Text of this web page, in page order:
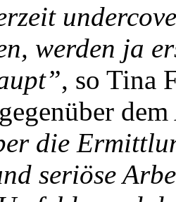
werden ja
, so Tina
die
seriöse